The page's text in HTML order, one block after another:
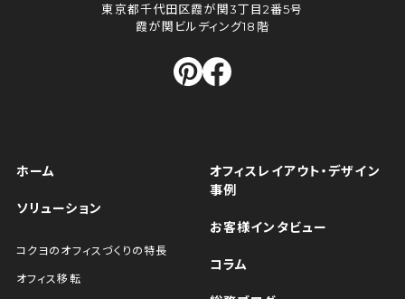
東京都千代田区霞が関3丁目2番5号
霞が関ビルディング18階
ホーム
ソリューション
コクヨのオフィスづくりの特長
オフィス移転
オフィスレイアウト・デザイン
事例
お客様インタビュー
コラム